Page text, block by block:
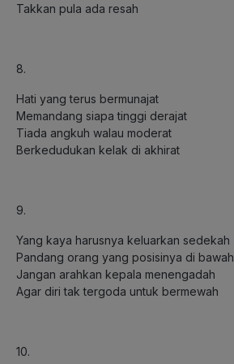
Takkan pula ada resah
8.
Hati yang terus bermunajat
Memandang siapa tinggi derajat
Tiada angkuh walau moderat
Berkedudukan kelak di akhirat
9.
Yang kaya harusnya keluarkan sedekah
Pandang orang yang posisinya di bawah
Jangan arahkan kepala menengadah
Agar diri tak tergoda untuk bermewah
10.